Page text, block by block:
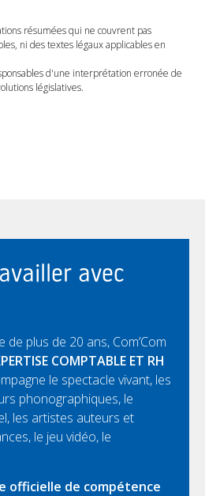
résumées qui ne couvrent pas
ni des textes légaux applicables en
d'une interprétation erronée de
législatives.
avec
de plus de 20 ans, Com’Com
COMPTABLE ET RH
le spectacle vivant, les
phonographiques, le
les artistes auteurs et
le jeu vidéo, le
officielle de compétence